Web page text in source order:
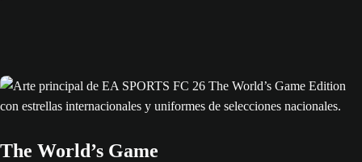
The World’s Game